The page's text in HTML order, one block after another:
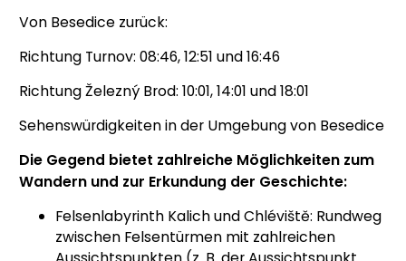
Von Besedice zurück:
Richtung Turnov: 08:46, 12:51 und 16:46
Richtung Železný Brod: 10:01, 14:01 und 18:01
Sehenswürdigkeiten in der Umgebung von Besedice
Die Gegend bietet zahlreiche Möglichkeiten zum
Wandern und zur Erkundung der Geschichte:
Felsenlabyrinth Kalich und Chléviště: Rundweg
zwischen Felsentürmen mit zahlreichen